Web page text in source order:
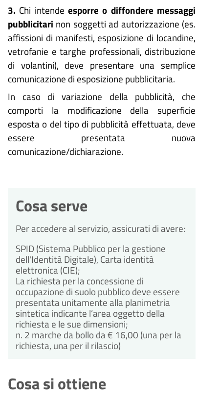
3. Chi intendeesporre o diffondere messaggi
pubblicitari non soggetti ad autorizzazione (es.
affissioni di manifesti, esposizione di locandine,
vetrofanie e targhe professionali, distribuzione
di volantini), deve presentare una semplice
comunicazione di esposizione pubblicitaria.
In caso di variazione della pubblicità, che
comporti la modificazione della superficie
esposta o del tipo di pubblicità effettuata, deve
essere presentata nuova
comunicazione/dichiarazione.
Cosa serve
Per accedere al servizio, assicurati di avere:
SPID (Sistema Pubblico per la gestione
dell'Identità Digitale), Carta identità
elettronica (CIE);
La richiesta per la concessione di
occupazione di suolo pubblico deve essere
presentata unitamente alla planimetria
sintetica indicante l’area oggetto della
richiesta e le sue dimensioni;
n. 2 marche da bollo da € 16,00 (una per la
richiesta, una per il rilascio)
Cosa si ottiene